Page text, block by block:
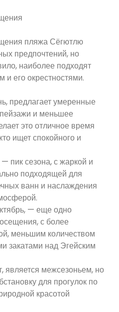
пляжа Сёгютлю
предпочтений, но
наиболее подходят
его окрестностями.
предлагает умеренные
и меньшее
это отличное время
ищет спокойного и
пик сезона, с жаркой и
подходящей для
ванн и наслаждения
— еще одно
с более
меньшим количеством
закатами над Эгейским
является межсезоньем, но
для прогулок по
красотой